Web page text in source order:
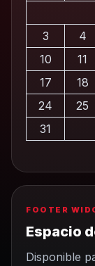
3
4
10
11
17
18
24
25
31
FOOTER
Espacio
Disponible